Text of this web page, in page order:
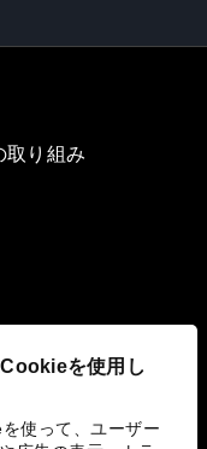
を使用し
使って、ユーザー
取り組み